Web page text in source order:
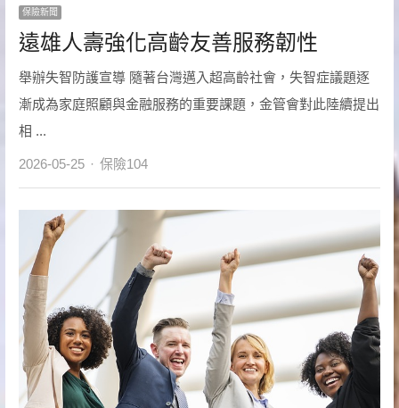
保險新聞
遠雄人壽強化高齡友善服務韌性
舉辦失智防護宣導 隨著台灣邁入超高齡社會，失智症議題逐
漸成為家庭照顧與金融服務的重要課題，金管會對此陸續提出
相 ...
2026-05-25 Author
保險104